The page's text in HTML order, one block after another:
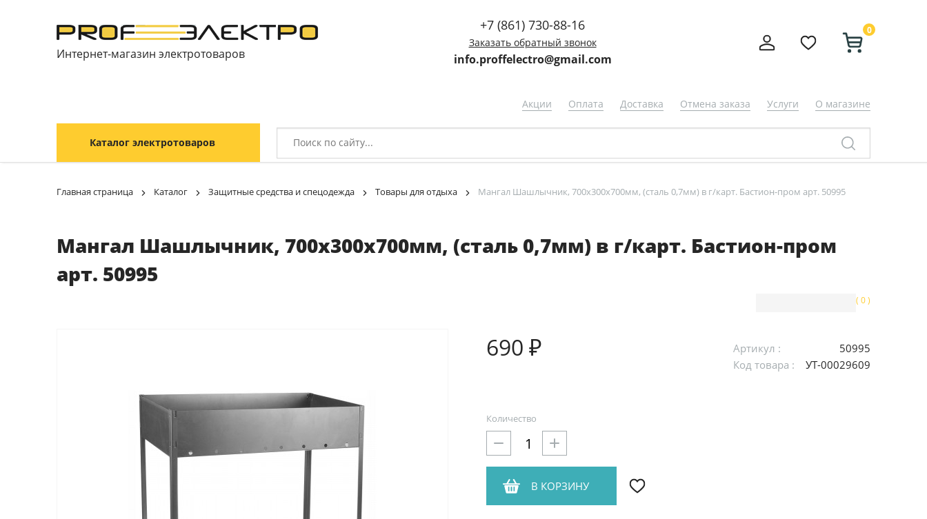
Интернет-магазин электротоваров
+7 (861) 730-88-16
Заказать обратный звонок
info.proffelectro@gmail.com
0
Акции Оплата Доставка Отмена заказа Услуги О магазине
Каталог электротоваров
Главная страница Каталог Защитные средства и спецодежда Товары для отдыха Мангал Шашлычник, 700х300х700мм, (сталь 0,7мм) в г/карт. Бастион-пром арт. 50995
Мангал Шашлычник, 700х300х700мм, (сталь 0,7мм) в г/карт. Бастион-пром
арт. 50995
( 0 )
690 ₽ Артикул :
50995
Код товара :
УТ-00029609
Количество
В КОРЗИНУ